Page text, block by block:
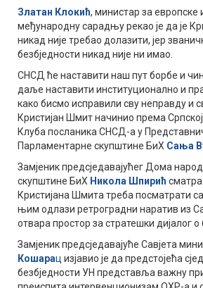
Златан Клокић, министар за европске
међународну сарадњу рекао је да је
никад није требао долазити, јер
безбједности никад није ни имао.
СНСД ће наставити наш пут борбе и
даље наставити институционално и
како бисмо исправили сву неправду и
Кристијан Шмит начинио према
Клуба посланика СНСД-а у
Парламентарне скупштине БиХ Сања
Замјеник предсједавајућег Дома
скупштине БиХ Никола Шпирић
Кристијана Шмита треба посматрати
њим одлази ретроградни наратив из
отвара простор за стратешки дијалог о
Замјеник предсједавајуће Савјета
Кошарац изјавио је да предстојећа
безбједности УН представља важну